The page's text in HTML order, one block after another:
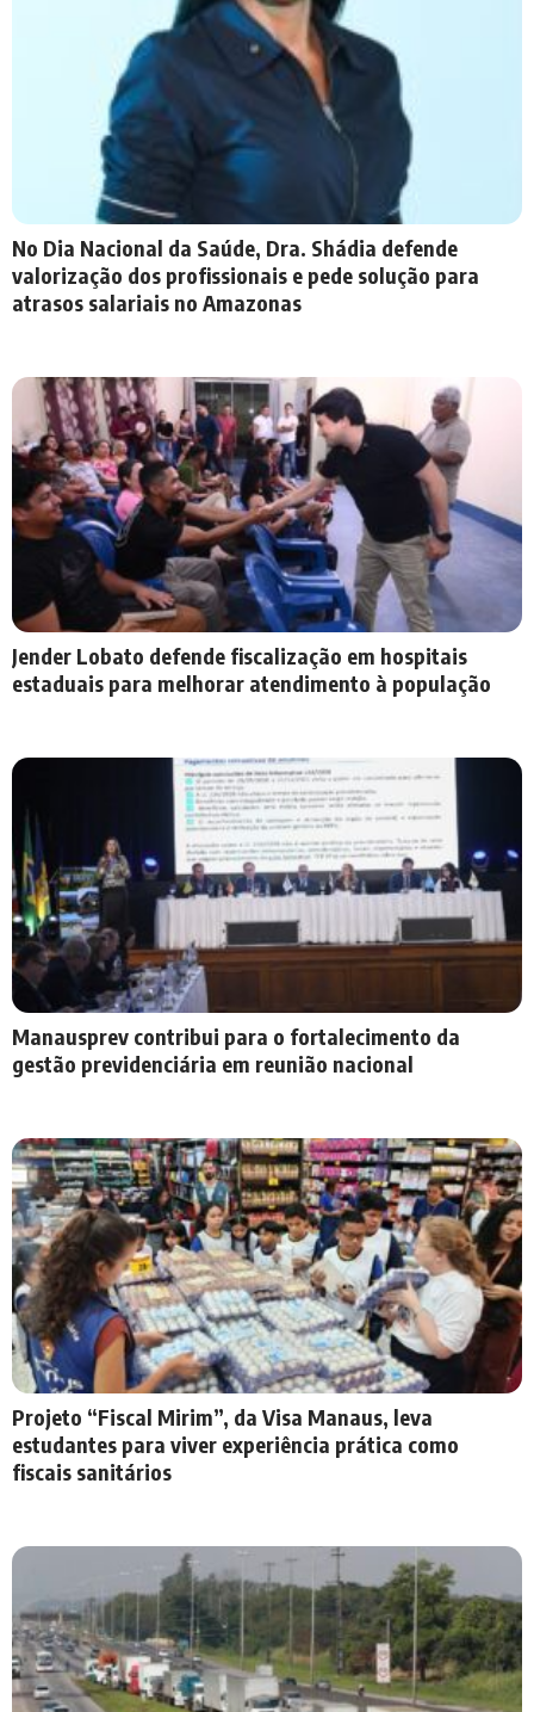
No Dia Nacional da Saúde, Dra. Shádia defende
valorização dos profissionais e pede solução para
atrasos salariais no Amazonas
Jender Lobato defende fiscalização em hospitais
estaduais para melhorar atendimento à população
Manausprev contribui para o fortalecimento da
gestão previdenciária em reunião nacional
Projeto “Fiscal Mirim”, da Visa Manaus, leva
estudantes para viver experiência prática como
fiscais sanitários